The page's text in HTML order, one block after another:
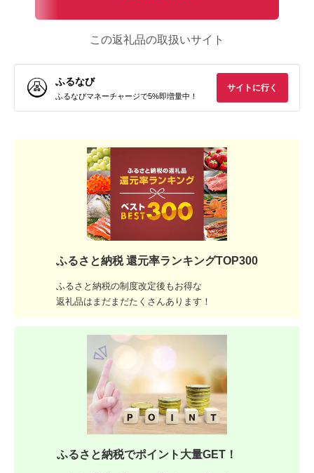
この返礼品の取扱いサイト
ふるなび
ふるなびマネーチャージで5%即増量中！
サイトに行く
ふるさと納税 還元率ランキングTOP300
ふるさと納税の制度改定後もお得な
返礼品はまだまだたくさんあります！
ふるさと納税でポイント大量GET！